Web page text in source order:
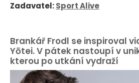
Zadavatel:Sport Alive
Brankář Frodl se inspiroval
Yōtei. V pátek nastoupí v
kterou po utkání vydraží